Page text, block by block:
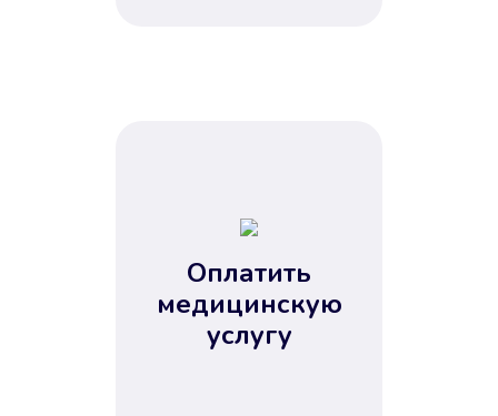
Оплатить
медицинскую
услугу